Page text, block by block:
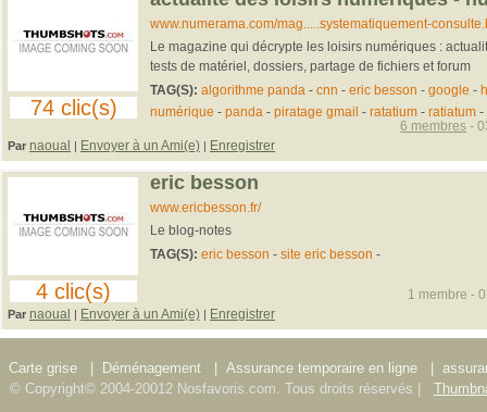
74 clic(s)
www.numerama.com/mag.....systematiquement-
Le magazine qui décrypte les loisirs numériques :
tests de matériel, dossiers, partage de fichiers et forum
TAG(S): algorithme panda - cnn - eric besson - google -
numérique - panda - piratage gmail - ratatium- ratiatum-
Par naoual | Envoyer à un Ami(e) | Enregistrer
6 membres -
4 clic(s)
eric besson
www.ericbesson.fr/
Le blog-notes
TAG(S): eric besson - site eric besson -
Par naoual | Envoyer à un Ami(e) | Enregistrer
1 membre -
Carte grise Déménagement Assurance temporaire en ligne
© Copyright© 2004-20012 Nosfavoris.com. Tous droits réservés |